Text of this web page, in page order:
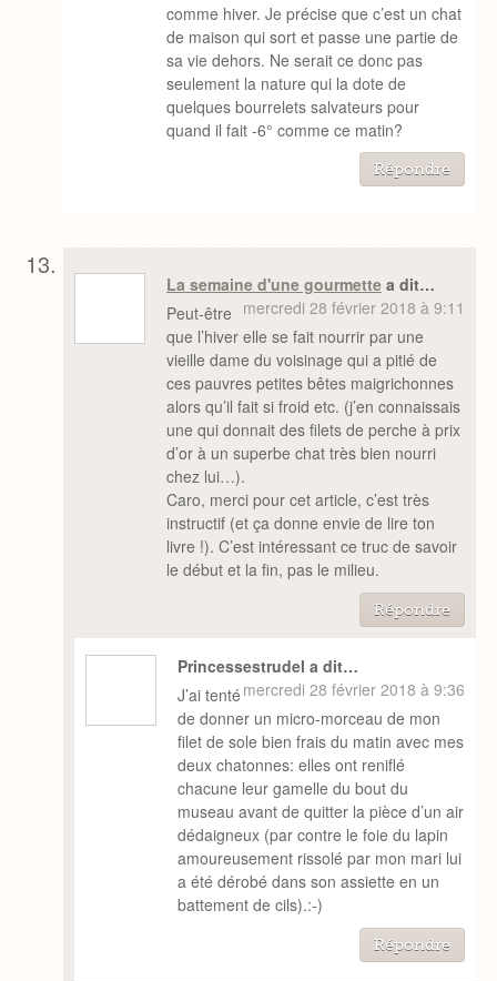
comme hiver. Je précise que c’est un chat
de maison qui sort et passe une partie de
sa vie dehors. Ne serait ce donc pas
seulement la nature qui la dote de
quelques bourrelets salvateurs pour
quand il fait -6° comme ce matin?
Répondre
La semaine d'une gourmettea dit…
mercredi 28 février 2018 à 9:11
Peut-être
que l’hiver elle se fait nourrir par une
vieille dame du voisinage qui a pitié de
ces pauvres petites bêtes maigrichonnes
alors qu’il fait si froid etc. (j’en connaissais
une qui donnait des filets de perche à prix
d’or à un superbe chat très bien nourri
chez lui…).
Caro, merci pour cet article, c’est très
instructif (et ça donne envie de lire ton
livre !). C’est intéressant ce truc de savoir
le début et la fin, pas le milieu.
Répondre
Princessestrudel a dit…
mercredi 28 février 2018 à 9:36
J’ai tenté
de donner un micro-morceau de mon
filet de sole bien frais du matin avec mes
deux chatonnes: elles ont reniflé
chacune leur gamelle du bout du
museau avant de quitter la pièce d’un air
dédaigneux (par contre le foie du lapin
amoureusement rissolé par mon mari lui
a été dérobé dans son assiette en un
battement de cils).:-)
Répondre